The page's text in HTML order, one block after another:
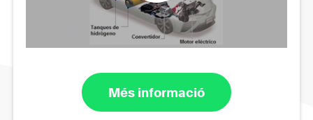
Més informació